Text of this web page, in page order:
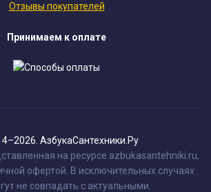
Отзывы покупателей
Принимаем к оплате
АзбукаСантехники.Ру
на ресурсе azbukasantehniki.ru,
офертой. В исключительных случаях
не совпадать с актуальными.